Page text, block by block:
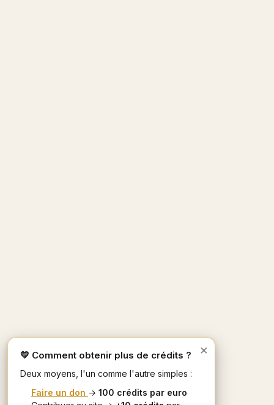
×
💛 Comment obtenir plus de crédits ?
Deux moyens, l'un comme l'autre simples :
Faire un don → 100 crédits par euro